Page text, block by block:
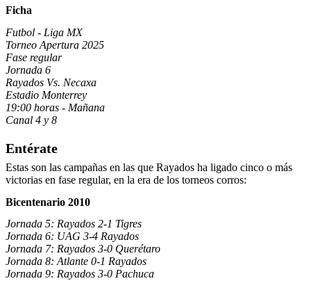
Ficha
Futbol - Liga MX
Torneo Apertura 2025
Fase regular
Jornada 6
Rayados Vs. Necaxa
Estadio Monterrey
19:00 horas - Mañana
Canal 4 y 8
Entérate
Estas son las campañas en las que Rayados ha ligado cinco o más
victorias en fase regular, en la era de los torneos corros:
Bicentenario 2010
Jornada 5: Rayados 2-1 Tigres
Jornada 6: UAG 3-4 Rayados
Jornada 7: Rayados 3-0 Querétaro
Jornada 8: Atlante 0-1 Rayados
Jornada 9: Rayados 3-0 Pachuca